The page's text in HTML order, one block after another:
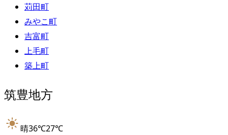
苅田町
みやこ町
吉富町
上毛町
築上町
筑豊地方
晴36℃27℃